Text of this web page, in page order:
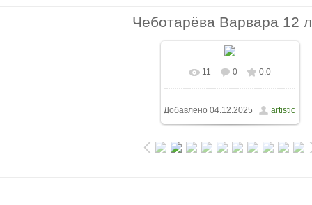
Чеботарёва Варвара 12
11 0 0.0
Добавлено 04.12.2025 artistic